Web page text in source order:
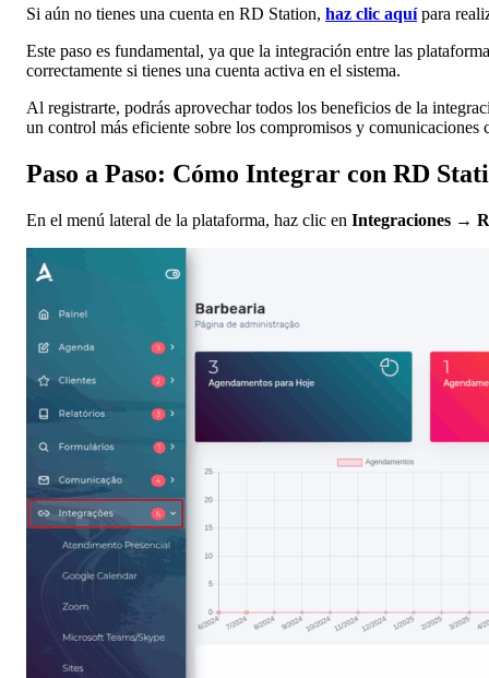
Si aún no tienes una cuenta en RD Station, haz clic aquípara
Este paso es fundamental, ya que la integración entre las
correctamente si tienes una cuenta activa en el sistema.
Al registrarte, podrás aprovechar todos los beneficios de la
un control más eficiente sobre los compromisos y comunicaciones
Paso a Paso: Cómo Integrar con RD
En el menú lateral de la plataforma, haz clic en Integraciones →